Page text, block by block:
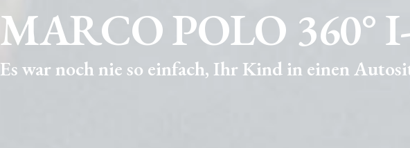
MARCO POLO 360°
Es war noch nie so einfach, Ihr Kind in einen